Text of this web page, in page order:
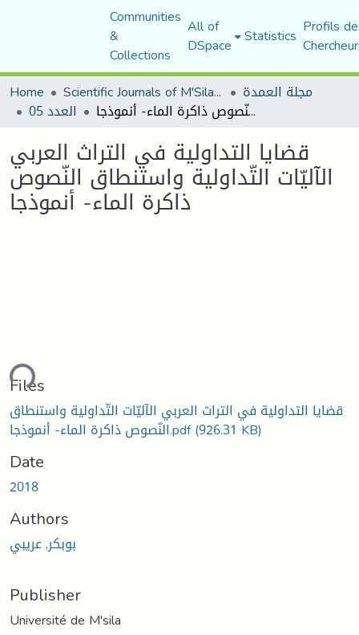
Communities
&
Collections
All of
DSpace Statistics Profils
Home
Scientific Journals of M'Sila University مجلة العمدة
العدد 05 قضايا التداولية في التراث العربي الآليّات التّداولية واستنطاق النّصوص ذاكرة الماء- أنموذجا
قضايا التداولية في التراث العربي
الآليّات التّداولية واستنطاق النّصوص
ذاكرة الماء- أنموذجا
Files
قضايا التداولية في التراث العربي الآليّات التّداولية واستنطاق
النّصوص ذاكرة الماء- أنموذجا.pdf(926.31 KB)
Date
2018
Authors
بوبكر, عريبي
Publisher
Université de M'sila